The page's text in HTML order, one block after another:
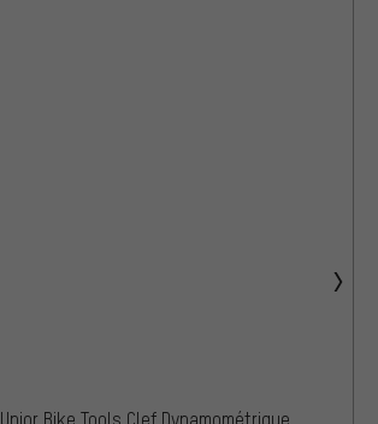
Unior Bike Tools Clef Dynamométrique